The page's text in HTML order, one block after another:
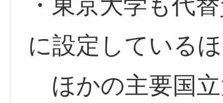
に設定している
ほかの主要国